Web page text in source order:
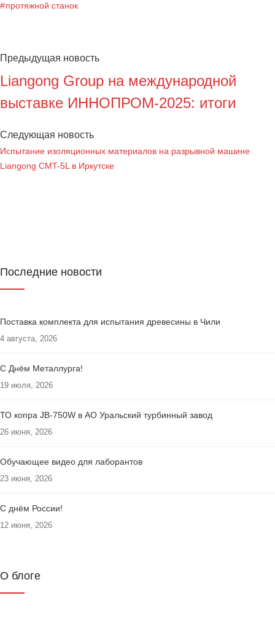
протяжной станок
Предыдущая новость
Liangong Group на международной
выставке ИННОПРОМ-2025: итоги
Следующая новость
Испытание изоляционных материалов на разрывной машине
Liangong CMT-5L в Иркутске
Последние новости
Поставка комплекта для испытания древесины в Чили
4 августа, 2026
С Днём Металлурга!
19 июля, 2026
ТО копра JB-750W в АО Уральский турбинный завод
26 июня, 2026
Обучающее видео для лаборантов
23 июня, 2026
С днём России!
12 июня, 2026
О блоге